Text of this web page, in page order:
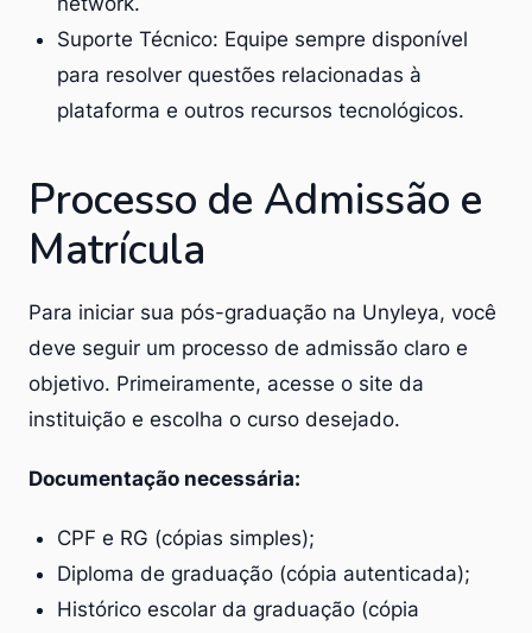
Suporte Técnico: Equipe sempre disponível
para resolver questões relacionadas à
plataforma e outros recursos tecnológicos.
Processo de Admissão e
Matrícula
Para iniciar sua pós-graduação na Unyleya, você
deve seguir um processo de admissão claro e
objetivo. Primeiramente, acesse o site da
instituição e escolha o curso desejado.
Documentação necessária:
CPF e RG (cópias simples);
Diploma de graduação (cópia autenticada);
Histórico escolar da graduação (cópia